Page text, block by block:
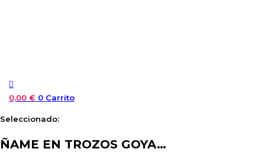
0,00 € 0 Carrito
Seleccionado:
ÑAME EN TROZOS GOYA…